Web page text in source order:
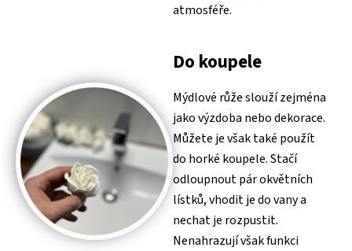
atmosféře.
Do koupele
Mýdlové růže slouží zejména
jako výzdoba nebo dekorace.
Můžete je však také použít
do horké koupele. Stačí
odloupnout pár okvětních
lístků, vhodit je do vany a
nechat je rozpustit.
Nenahrazují však funkci